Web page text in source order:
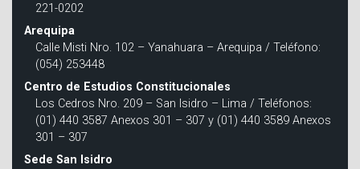
221-0202
Arequipa
Calle Misti Nro. 102 – Yanahuara – Arequipa / Teléfono:
(054) 253448
Centro de Estudios Constitucionales
Los Cedros Nro. 209 – San Isidro – Lima / Teléfonos:
(01) 440 3587 Anexos 301 – 307 y (01) 440 3589 Anexos
301 – 307
Sede San Isidro